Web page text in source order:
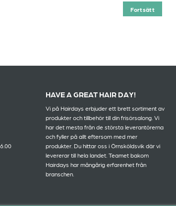
HAVE A GREAT HAIR DAY!
Vi på Hairdays erbjuder ett brett sortiment av
produkter och tillbehör till din frisörsalong. Vi
har det mesta från de största leverantörerna
och fyller på allt eftersom med mer
produkter. Du hittar oss i Örnsköldsvik där vi
levererar till hela landet. Teamet bakom
Hairdays har mångårig erfarenhet från
branschen.